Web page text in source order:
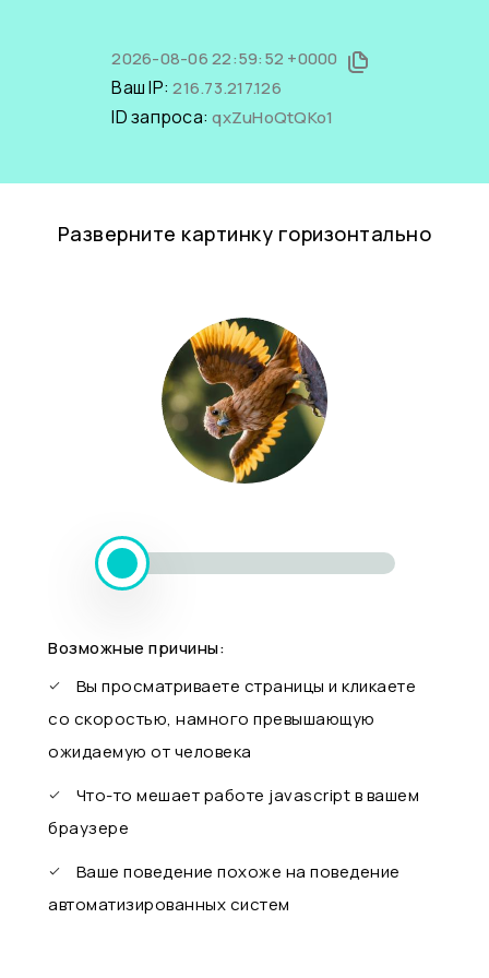
2026-08-06 22:59:52 +0000
Ваш IP:216.73.217.126
ID запроса:qxZuHoQtQKo1
Разверните картинку горизонтально
Возможные причины:
Вы просматриваете страницы и кликаете
со скоростью, намного превышающую
ожидаемую от человека
Что-то мешает работе javascript в вашем
браузере
Ваше поведение похоже на поведение
автоматизированных систем